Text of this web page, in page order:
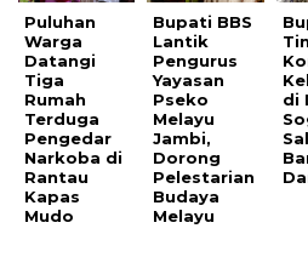
Puluhan
Warga
Datangi
Tiga
Rumah
Terduga
Pengedar
Narkoba di
Rantau
Kapas
Mudo
Bupati BBS
Lantik
Pengurus
Yayasan
Pseko
Melayu
Jambi,
Dorong
Pelestarian
Budaya
Melayu
di